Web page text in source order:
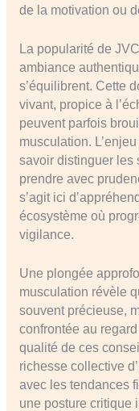
de la motivation ou
La popularité de
ambiance
s’équilibrent. Cette
vivant, propice à
peuvent parfois
musculation.
savoir distinguer les
prendre avec
s’agit ici
écosystème où
vigilance.
Une plongée
musculation révèle
souvent précieuse,
confrontée au
qualité de ces
richesse collective
avec les tendances
une posture critique